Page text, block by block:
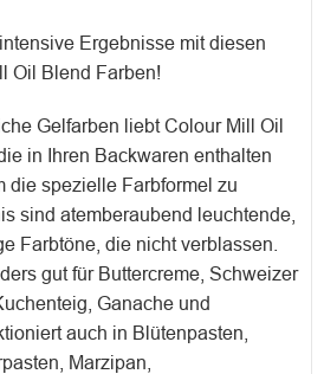
Ergebnisse mit diesen
Oil Blend Farben!
Gelfarben liebt Colour Mill Oil
in Ihren Backwaren enthalten
die spezielle Farbformel zu
sind atemberaubend leuchtende,
Farbtöne, die nicht verblassen.
gut für Buttercreme, Schweizer
Ganache und
auch in Blütenpasten,
Marzipan,